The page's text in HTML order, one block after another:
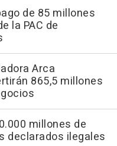
de 85 millones
la PAC de
Arca
865,5 millones
millones de
declarados ilegales